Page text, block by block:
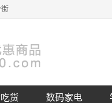
货 数码家电